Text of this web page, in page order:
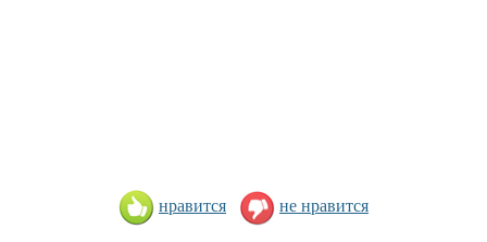
нравится не нравится